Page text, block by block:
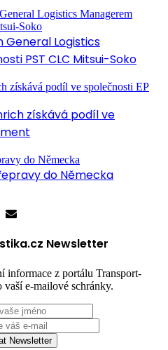
General Logistics
PST CLC Mitsui-Soko
získává podíl ve
do Německa
Newsletter
informace z portálu Transport-
e-mailové schránky.
Newsletter